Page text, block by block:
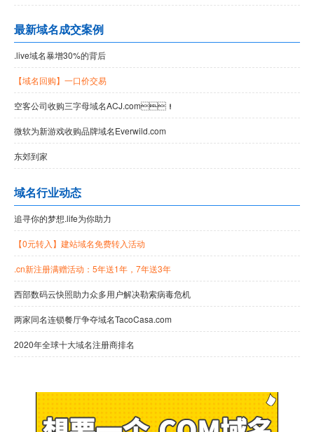
最新域名成交案例
.live域名暴增30%的背后
【域名回购】一口价交易
空客公司收购三字母域名ACJ.com！
微软为新游戏收购品牌域名Everwild.com
东郊到家
域名行业动态
追寻你的梦想.life为你助力
【0元转入】建站域名免费转入活动
.cn新注册满赠活动：5年送1年，7年送3年
西部数码云快照助力众多用户解决勒索病毒危机
两家同名连锁餐厅争夺域名TacoCasa.com
2020年全球十大域名注册商排名